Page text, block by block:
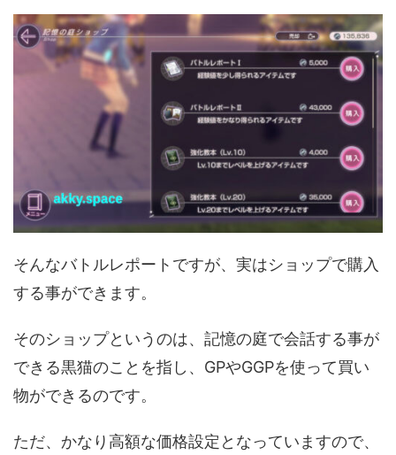
そんなバトルレポートですが、実はショップで購入
する事ができます。
そのショップというのは、記憶の庭で会話する事が
できる黒猫のことを指し、GPやGGPを使って買い
物ができるのです。
ただ、かなり高額な価格設定となっていますので、